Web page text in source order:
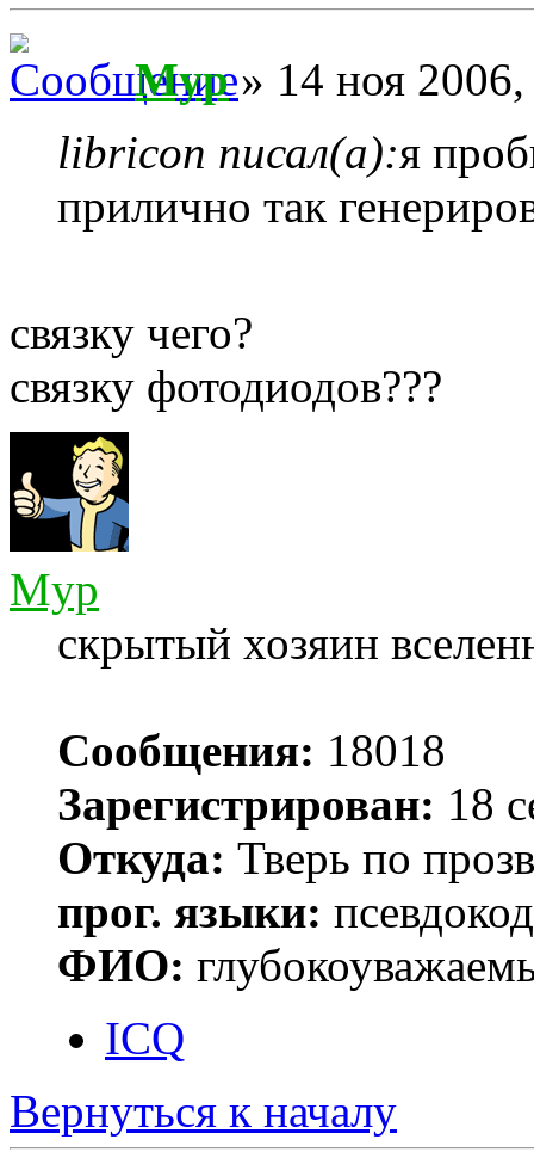
Myp» 14 ноя
libricon писал(а):я
прилично так
связку чего?
связку фотодиодов???
Myp
скрытый хозяин
Сообщения: 18018
Зарегистрирован: 18
Откуда: Тверь по
прог. языки:
ФИО:
ICQ
Вернуться к началу